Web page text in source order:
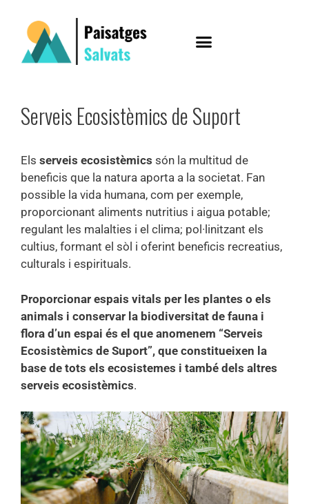
Serveis Ecosistèmics de Suport
Els serveis ecosistèmics són la multitud de
beneficis que la natura aporta a la societat. Fan
possible la vida humana, com per exemple,
proporcionant aliments nutritius i aigua potable;
regulant les malalties i el clima; pol·linitzant els
cultius, formant el sòl i oferint beneficis recreatius,
culturals i espirituals.
Proporcionar espais vitals per les plantes o els
animals i conservar la biodiversitat de fauna i
flora d’un espai és el que anomenem “Serveis
Ecosistèmics de Suport”, que constitueixen la
base de tots els ecosistemes i també dels altres
serveis ecosistèmics.